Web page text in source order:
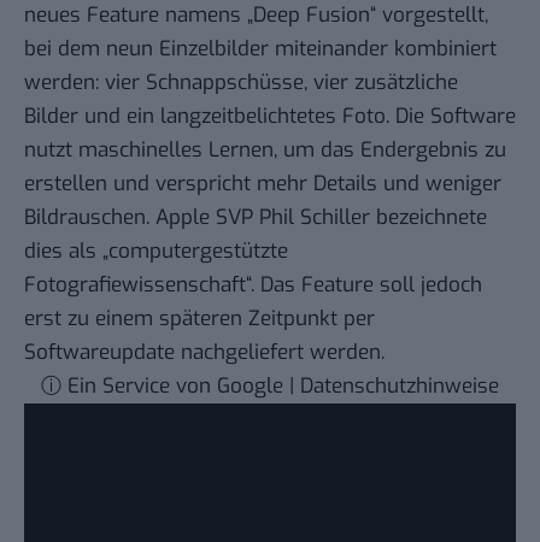
neues Feature namens „Deep Fusion“ vorgestellt,
bei dem neun Einzelbilder miteinander kombiniert
werden: vier Schnappschüsse, vier zusätzliche
Bilder und ein langzeitbelichtetes Foto. Die Software
nutzt maschinelles Lernen, um das Endergebnis zu
erstellen und verspricht mehr Details und weniger
Bildrauschen. Apple SVP Phil Schiller bezeichnete
dies als „computergestützte
Fotografiewissenschaft“. Das Feature soll jedoch
erst zu einem späteren Zeitpunkt per
Softwareupdate nachgeliefert werden.
ⓘ Ein Service von Google | Datenschutzhinweise